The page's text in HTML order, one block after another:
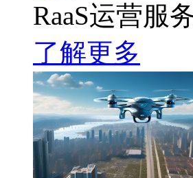
RaaS运营服
了解更多